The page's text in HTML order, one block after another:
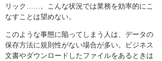
リック……。こんな状況では業務を効率的にこ
なすことは望めない。
このような事態に陥ってしまう人は、データの
保存方法に規則性がない場合が多い。ビジネス
文書やダウンロードしたファイルをあるときは